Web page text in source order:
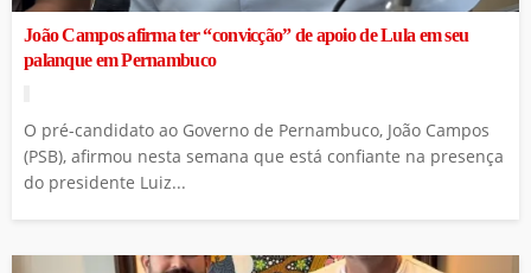
João Campos afirma ter “convicção” de apoio de Lula em seu
palanque em Pernambuco
O pré-candidato ao Governo de Pernambuco, João Campos
(PSB), afirmou nesta semana que está confiante na presença
do presidente Luiz...